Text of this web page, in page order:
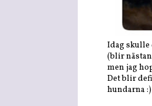
Idag skulle
(blir
men jag
Det blir
hundarna :)